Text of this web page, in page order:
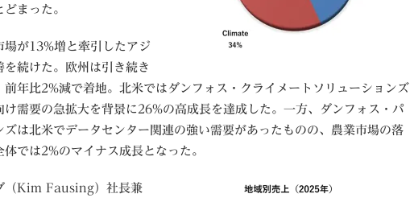
まった。
場が13%増と牽引したアジ
を続けた。欧州は引き続き
前年比2%減で着地。北米ではダンフォス・クライメートソリューションズ
け需要の急拡大を背景に26%の高成長を達成した。一方、ダンフォス・パ
ズは北米でデータセンター関連の強い需要があったものの、農業市場の落
では2%のマイナス成長となった。
（Kim Fausing）社長兼